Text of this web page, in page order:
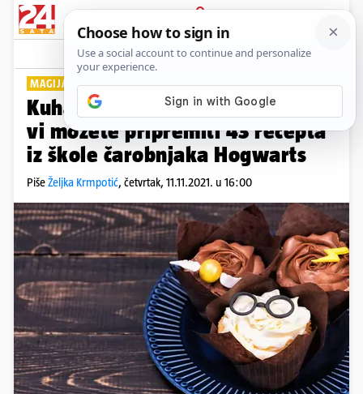
PRIJAVA
Lifestyle Komentari
MAGIJA KUHINJE
Kuharica iz Harry Pottera: Sad i
vi možete pripremiti 43 recepta
iz škole čarobnjaka Hogwarts
PišeŽeljka Krmpotić, četvrtak, 11.11.2021. u 16:00